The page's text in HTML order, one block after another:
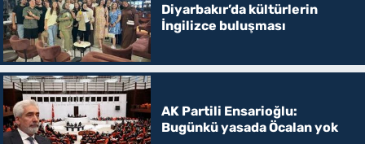
Diyarbakır’da kültürlerin
İngilizce buluşması
AK Partili Ensarioğlu:
Bugünkü yasada Öcalan yok